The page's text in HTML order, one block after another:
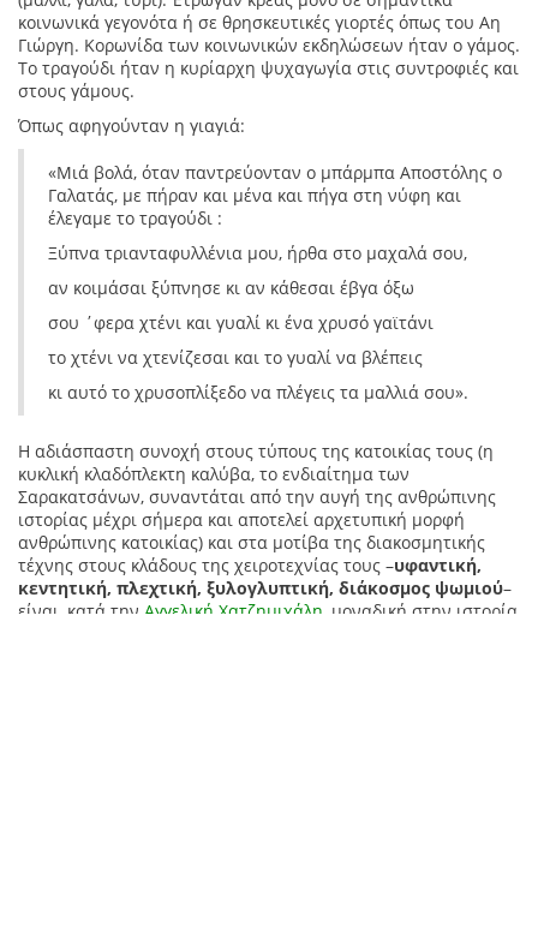
κοινωνικά γεγονότα ή σε θρησκευτικές γιορτές όπως του Αη
Γιώργη. Κορωνίδα των κοινωνικών εκδηλώσεων ήταν ο γάμος.
Το τραγούδι ήταν η κυρίαρχη ψυχαγωγία στις συντροφιές και
στους γάμους.
Όπως αφηγούνταν η γιαγιά:
«Μιά βολά, όταν παντρεύονταν ο μπάρμπα Αποστόλης ο
Γαλατάς, με πήραν και μένα και πήγα στη νύφη και
έλεγαμε το τραγούδι :
Ξύπνα τριανταφυλλένια μου, ήρθα στο μαχαλά σου,
αν κοιμάσαι ξύπνησε κι αν κάθεσαι έβγα όξω
σου ΄φερα χτένι και γυαλί κι ένα χρυσό γαϊτάνι
το χτένι να χτενίζεσαι και το γυαλί να βλέπεις
κι αυτό το χρυσοπλίξεδο να πλέγεις τα μαλλιά σου».
Η αδιάσπαστη συνοχή στους τύπους της κατοικίας τους (η
κυκλική κλαδόπλεκτη καλύβα, το ενδιαίτημα των
Σαρακατσάνων, συναντάται από την αυγή της ανθρώπινης
ιστορίας μέχρι σήμερα και αποτελεί αρχετυπική μορφή
ανθρώπινης κατοικίας) και στα μοτίβα της διακοσμητικής
τέχνης στους κλάδους της χειροτεχνίας τους –υφαντική,
κεντητική, πλεχτική, ξυλογλυπτική, διάκοσμος ψωμιού–
είναι, κατά την Αγγελική Χατζημιχάλη , μοναδική στην ιστορία